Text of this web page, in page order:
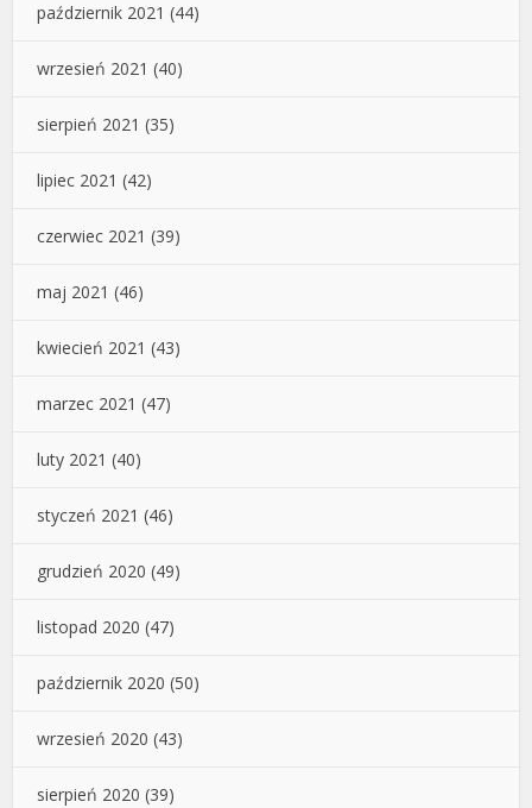
październik 2021 (44)
wrzesień 2021 (40)
sierpień 2021 (35)
lipiec 2021 (42)
czerwiec 2021 (39)
maj 2021 (46)
kwiecień 2021 (43)
marzec 2021 (47)
luty 2021 (40)
styczeń 2021 (46)
grudzień 2020 (49)
listopad 2020 (47)
październik 2020 (50)
wrzesień 2020 (43)
sierpień 2020 (39)